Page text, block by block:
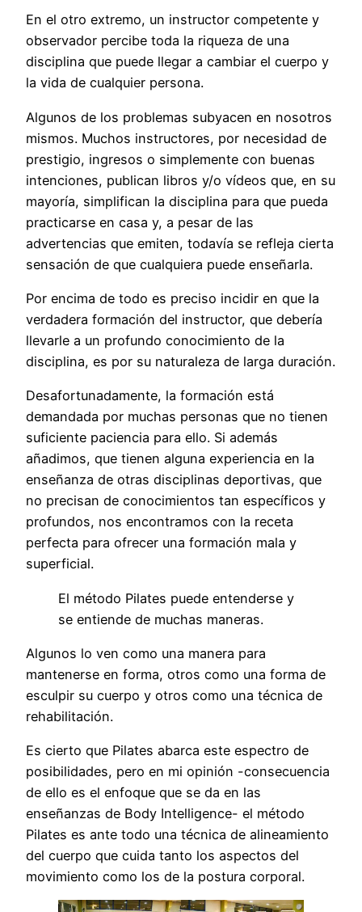
En el otro extremo, un instructor competente y
observador percibe toda la riqueza de una
disciplina que puede llegar a cambiar el cuerpo y
la vida de cualquier persona.
Algunos de los problemas subyacen en nosotros
mismos. Muchos instructores, por necesidad de
prestigio, ingresos o simplemente con buenas
intenciones, publican libros y/o vídeos que, en su
mayoría, simplifican la disciplina para que pueda
practicarse en casa y, a pesar de las
advertencias que emiten, todavía se refleja cierta
sensación de que cualquiera puede enseñarla.
Por encima de todo es preciso incidir en que la
verdadera formación del instructor, que debería
llevarle a un profundo conocimiento de la
disciplina, es por su naturaleza de larga duración.
Desafortunadamente, la formación está
demandada por muchas personas que no tienen
suficiente paciencia para ello. Si además
añadimos, que tienen alguna experiencia en la
enseñanza de otras disciplinas deportivas, que
no precisan de conocimientos tan específicos y
profundos, nos encontramos con la receta
perfecta para ofrecer una formación mala y
superficial.
El método Pilates puede entenderse y
se entiende de muchas maneras.
Algunos lo ven como una manera para
mantenerse en forma, otros como una forma de
esculpir su cuerpo y otros como una técnica de
rehabilitación.
Es cierto que Pilates abarca este espectro de
posibilidades, pero en mi opinión -consecuencia
de ello es el enfoque que se da en las
enseñanzas de Body Intelligence- el método
Pilates es ante todo una técnica de alineamiento
del cuerpo que cuida tanto los aspectos del
movimiento como los de la postura corporal.